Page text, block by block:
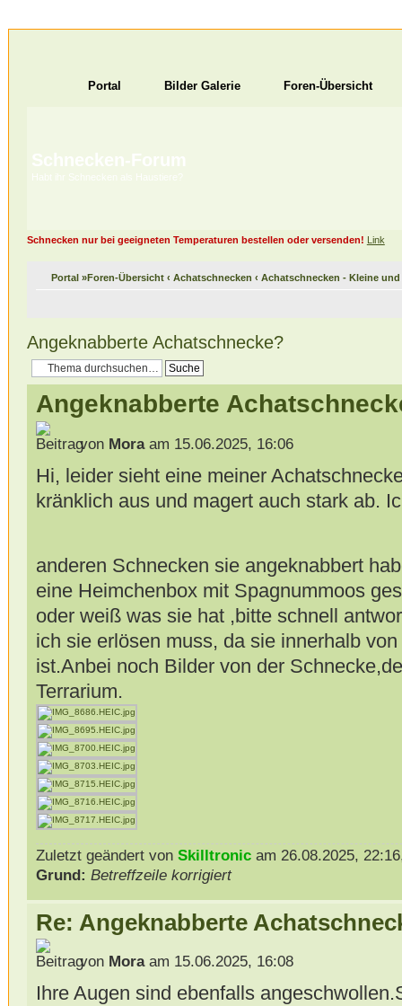
Portal Bilder Galerie Foren-Übersicht
Schnecken-Forum
Habt ihr Schnecken als Haustiere?
Schnecken nur bei geeigneten Temperaturen bestellen oder versenden! Link
Portal»Foren-Übersicht ‹ Achatschnecken ‹ Achatschnecken - Kleine
Angeknabberte Achatschnecke?
Angeknabberte
von Moraam 15.06.2025, 16:06
Hi, leider sieht eine meiner
kränklich aus und magert auch stark ab.
anderen Schnecken sie angeknabbert
eine Heimchenbox mit Spagnummoos
oder weiß was sie hat ,bitte schnell
ich sie erlösen muss, da sie innerhalb
ist.Anbei noch Bilder von der
Terrarium.
Zuletzt geändert von Skilltronicam 26.08.2025,
Grund: Betreffzeile korrigiert
Re: Angeknabberte
von Moraam 15.06.2025, 16:08
Ihre Augen sind ebenfalls